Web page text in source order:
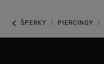
ŠPERKY PIERCINGY